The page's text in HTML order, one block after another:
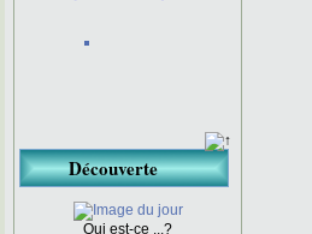
Découverte
Qui est-ce ...?